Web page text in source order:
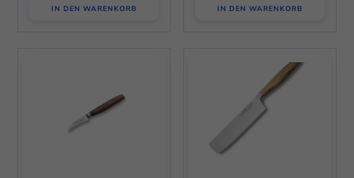
IN DEN WARENKORB IN DEN WARENKORB